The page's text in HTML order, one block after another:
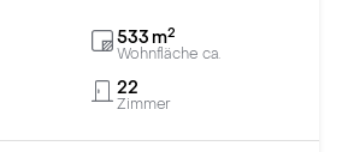
Wohnfläche ca.
533 m2
Zimmer
22